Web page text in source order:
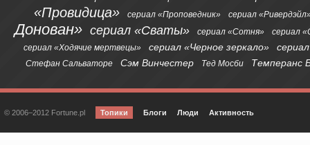
«Провидица» сериал «Проповедник» сериал
Донован» сериал «Сваты» сериал «Сотня»
сериал
сериал «Ходячие мертвецы»
сериал «Черное зеркало»
Стефан Сальваторе Сэм Винчестер Тед Мосби Темперанс
© 2006–2012 Fortune.pl Топики Блоги Люди Активность